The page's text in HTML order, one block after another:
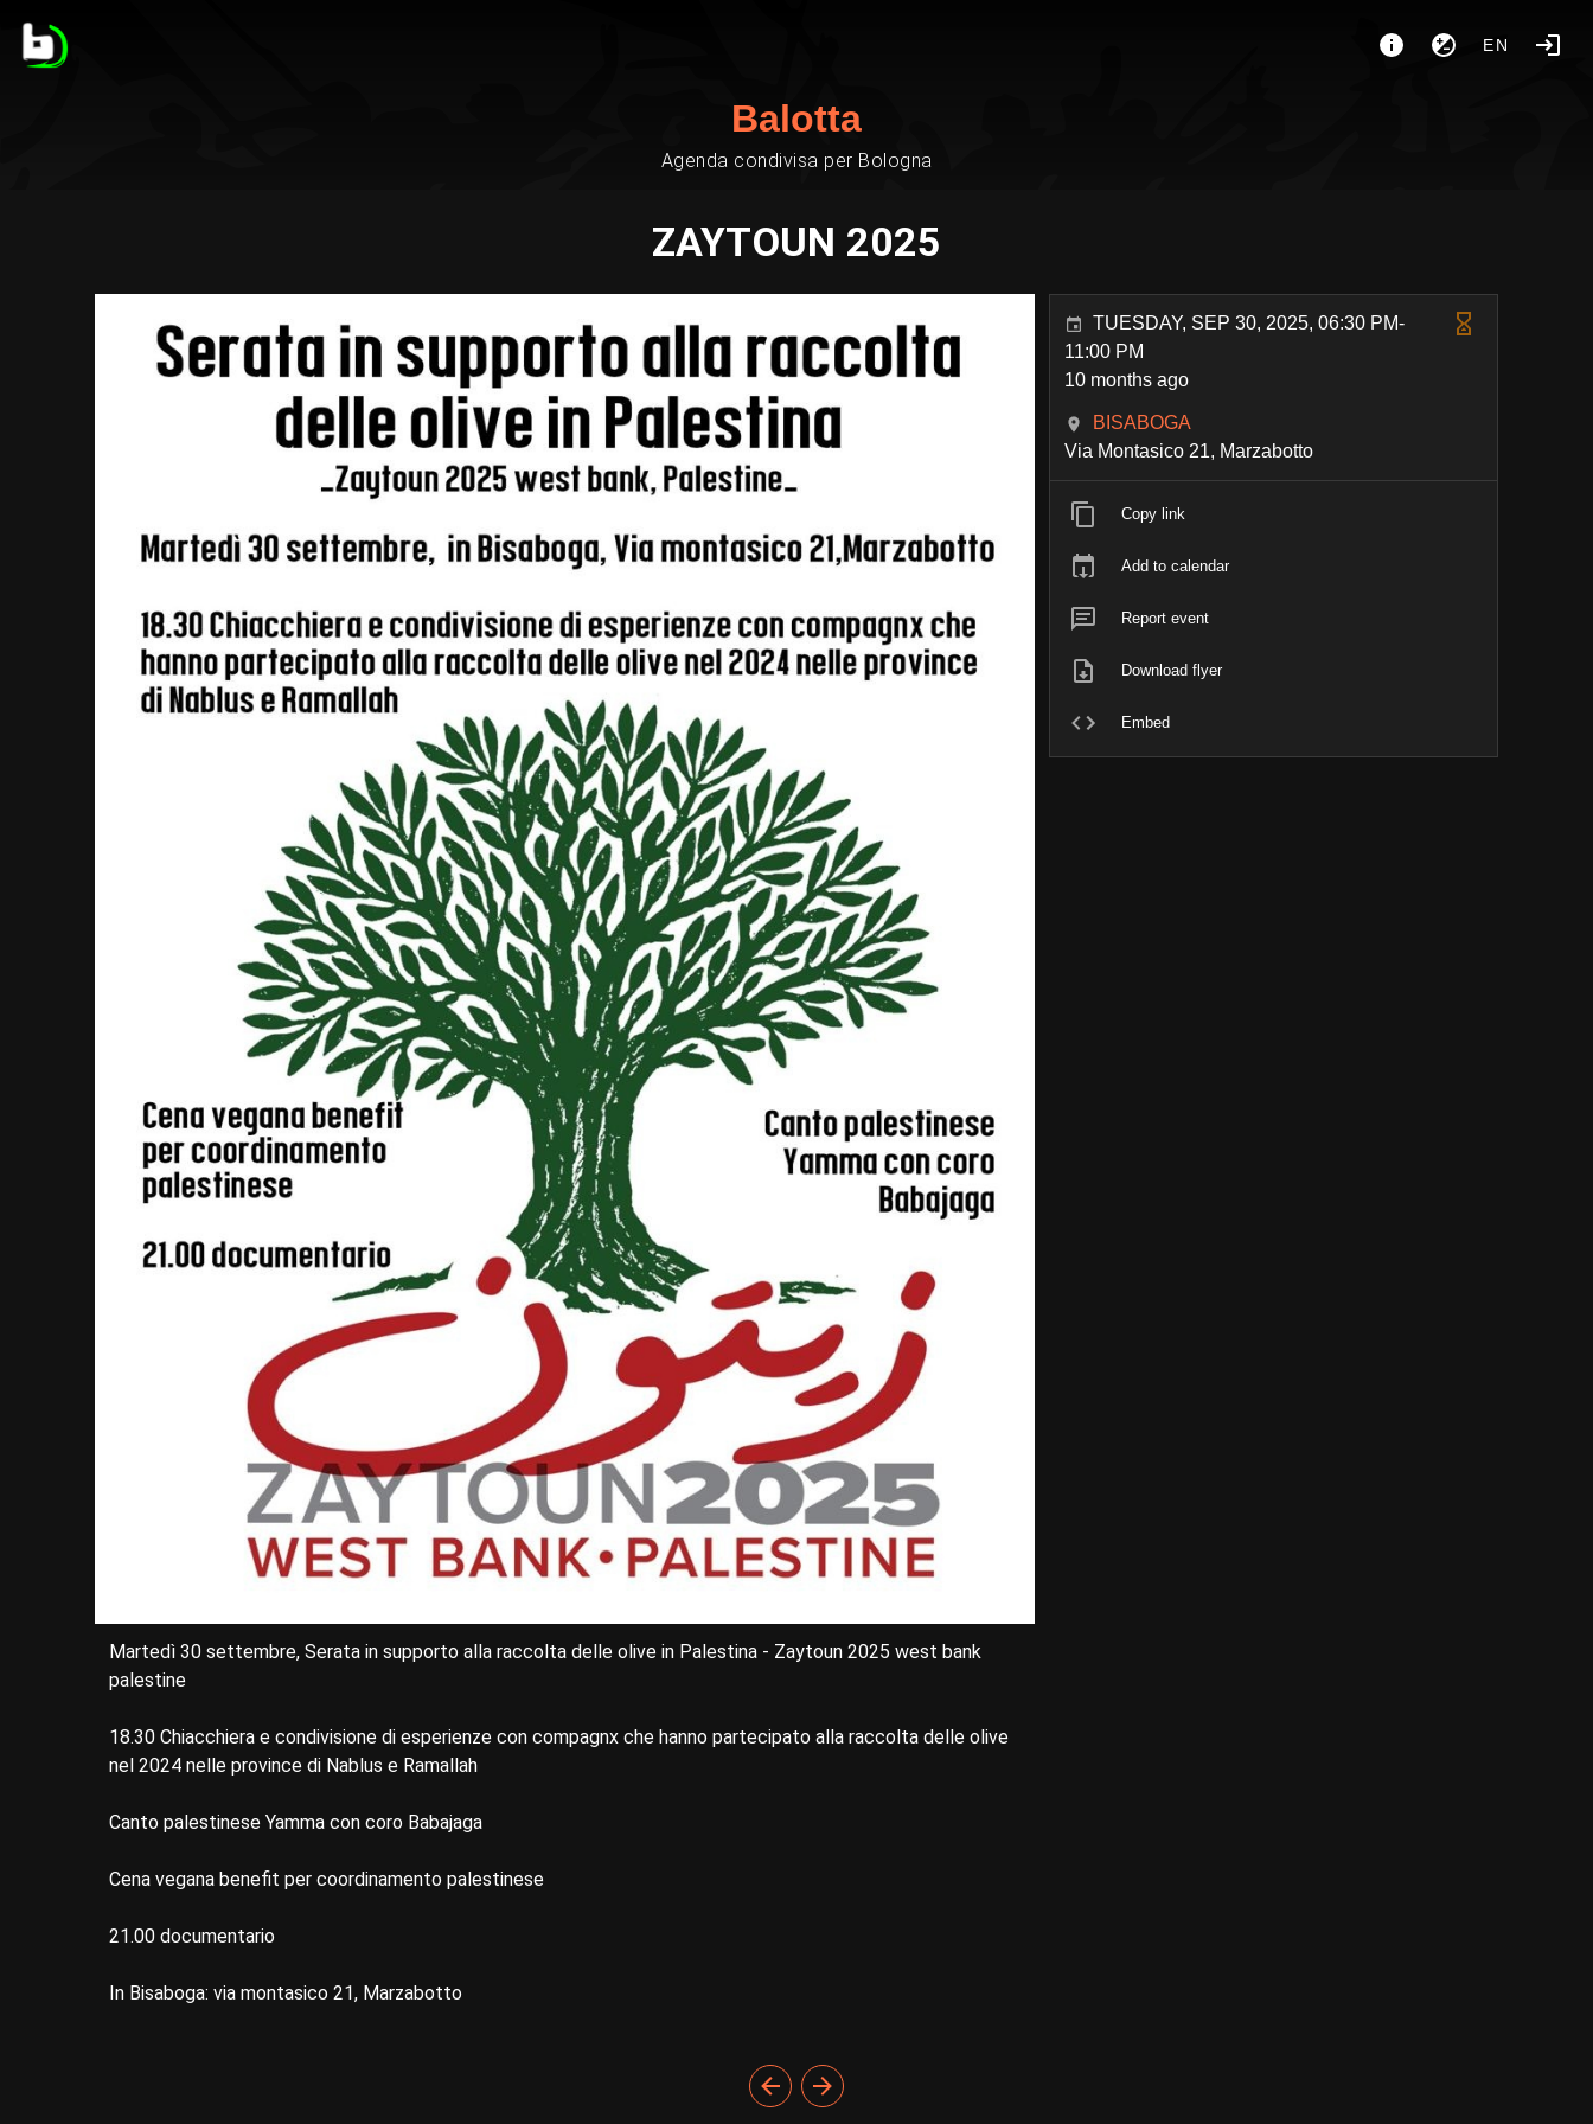
EN
Balotta
Agenda condivisa per Bologna
ZAYTOUN 2025
Martedì 30 settembre, Serata in supporto alla raccolta delle olive in Palestina - Zaytoun 2025 west bank
palestine
18.30 Chiacchiera e condivisione di esperienze con compagnx che hanno partecipato alla raccolta delle olive
nel 2024 nelle province di Nablus e Ramallah
Canto palestinese Yamma con coro Babajaga
Cena vegana benefit per coordinamento palestinese
21.00 documentario
In Bisaboga: via montasico 21, Marzabotto
TUESDAY, SEP 30, 2025, 06:30 PM-
11:00 PM
10 months ago
BISABOGA
Via Montasico 21, Marzabotto
Copy link
Add to calendar
Report event
Download flyer
Embed